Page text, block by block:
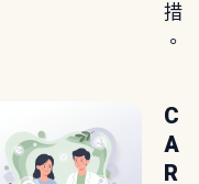
措
。
C
A
R